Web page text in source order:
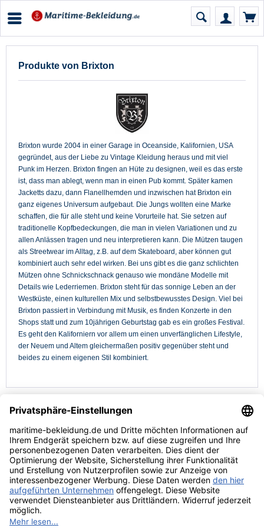
Produkte von Brixton
Brixton wurde 2004 in einer Garage in Oceanside, Kalifornien, USA
gegründet, aus der Liebe zu Vintage Kleidung heraus und mit viel
Punk im Herzen. Brixton fingen an Hüte zu designen, weil es das erste
ist, dass man ablegt, wenn man in einen Pub kommt. Später kamen
Jacketts dazu, dann Flanellhemden und inzwischen hat Brixton ein
ganz eigenes Universum aufgebaut. Die Jungs wollten eine Marke
schaffen, die für alle steht und keine Vorurteile hat. Sie setzen auf
traditionelle Kopfbedeckungen, die man in vielen Variationen und zu
allen Anlässen tragen und neu interpretieren kann. Die Mützen taugen
als Streetwear im Alltag, z.B. auf dem Skateboard, aber können gut
kombiniert auch sehr edel wirken. Bei uns gibt es die ganz schlichten
Mützen ohne Schnickschnack genauso wie mondäne Modelle mit
Details wie Lederriemen. Brixton steht für das sonnige Leben an der
Westküste, einen kulturellen Mix und selbstbewusstes Design. Viel bei
Brixton passiert in Verbindung mit Musik, es finden Konzerte in den
Shops statt und zum 10jährigen Geburtstag gab es ein großes Festival.
Es geht den Kaliforniern vor allem um einen unverfänglichen Lifestyle,
der Neuem und Altem gleichermaßen positiv gegenüber steht und
beides zu einem eigenen Stil kombiniert.
Kundenservice
Hilfe & Infos
Rechtliches